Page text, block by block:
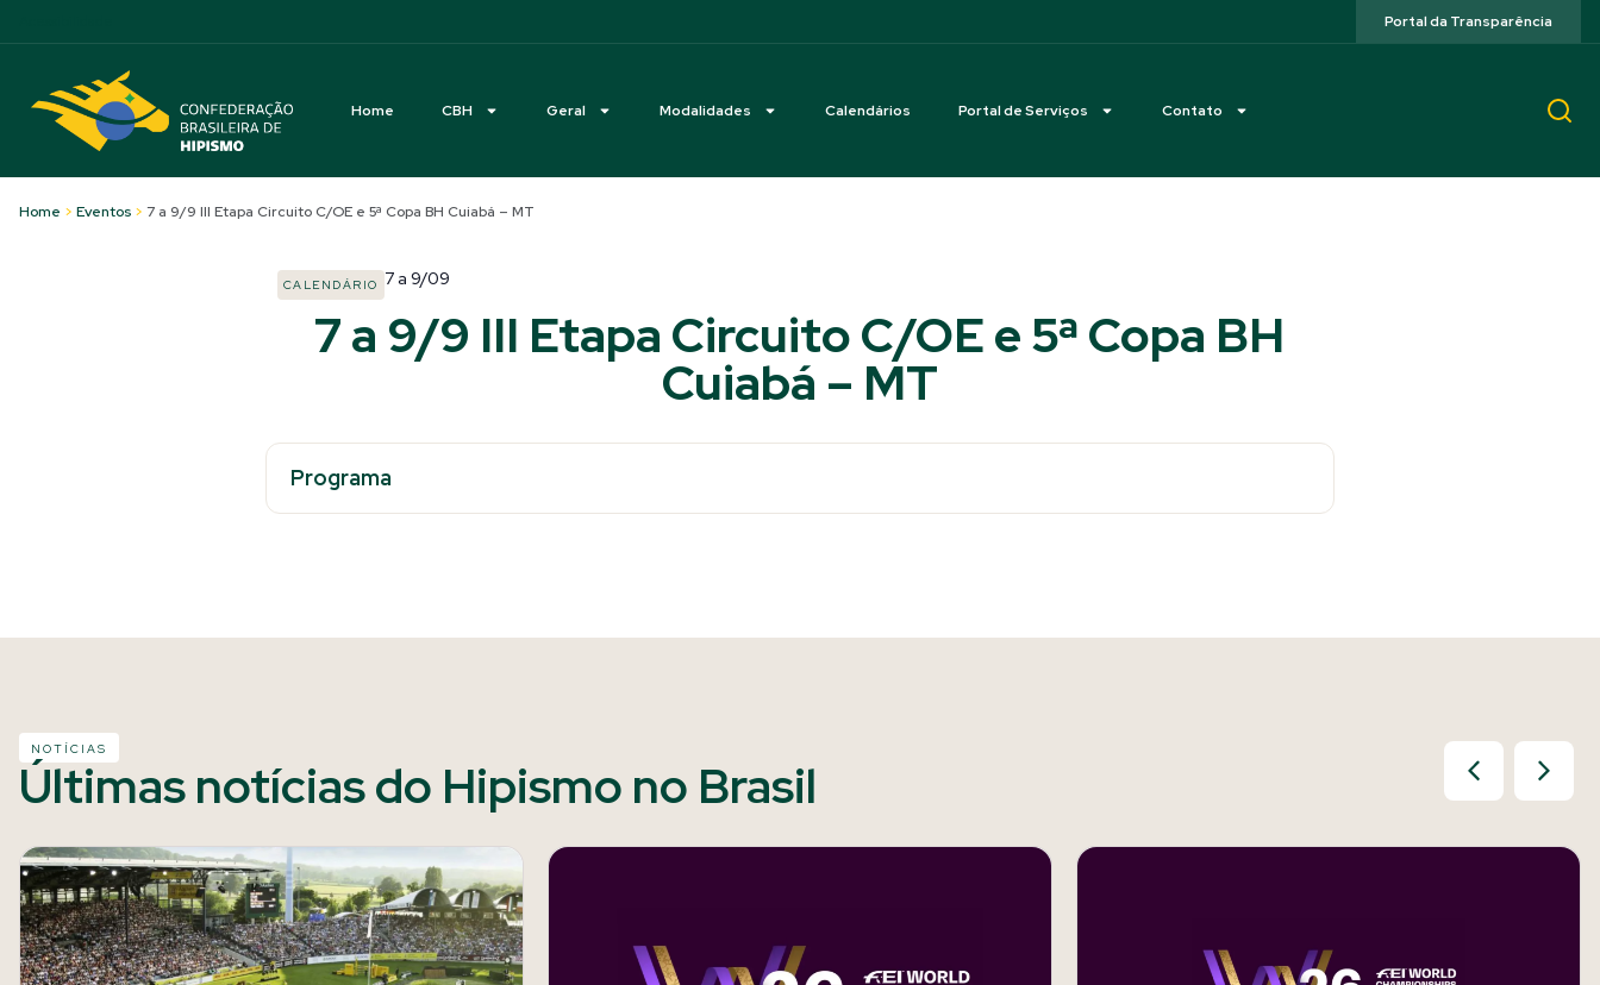
Portal da Transparência
Home CBH Geral Modalidades Calendários Portal de Serviços Contato
Home > Eventos > 7 a 9/9 III Etapa Circuito C/OE e 5ª Copa BH Cuiabá – MT
CALENDÁRIO 7 a 9/09
7 a 9/9 III Etapa Circuito C/OE e 5ª Copa BH
Cuiabá – MT
Programa
NOTÍCIAS
Últimas notícias do Hipismo no Brasil